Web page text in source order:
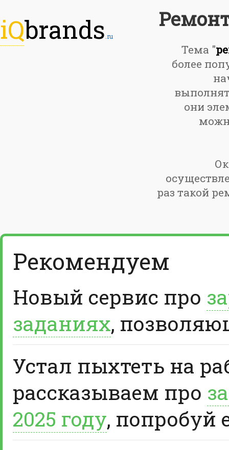
iQbrands .ru
Тема "
более
они
раз такой
Рекомендуем
Новый сервис про
заданиях,
Устал пыхтеть на
рассказываем про
2025 году, попробуй